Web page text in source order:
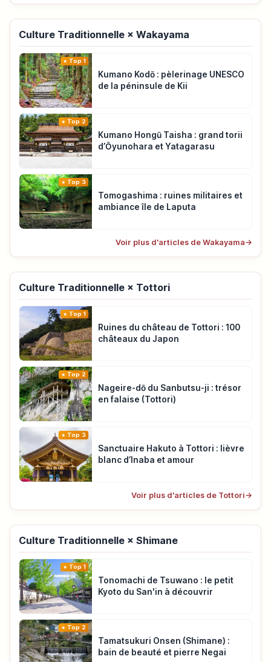
Culture Traditionnelle × Wakayama
Top 1
Kumano Kodō : pèlerinage UNESCO
de la péninsule de Kii
Top 2
Kumano Hongū Taisha : grand torii
d’Ōyunohara et Yatagarasu
Top 3
Tomogashima : ruines militaires et
ambiance île de Laputa
Voir plus d'articles de Wakayama→
Culture Traditionnelle × Tottori
Top 1
Ruines du château de Tottori : 100
châteaux du Japon
Top 2
Nageire-dō du Sanbutsu-ji : trésor
en falaise (Tottori)
Top 3
Sanctuaire Hakuto à Tottori : lièvre
blanc d’Inaba et amour
Voir plus d'articles de Tottori→
Culture Traditionnelle × Shimane
Top 1
Tonomachi de Tsuwano : le petit
Kyoto du San'in à découvrir
Top 2
Tamatsukuri Onsen (Shimane) :
bain de beauté et pierre Negai